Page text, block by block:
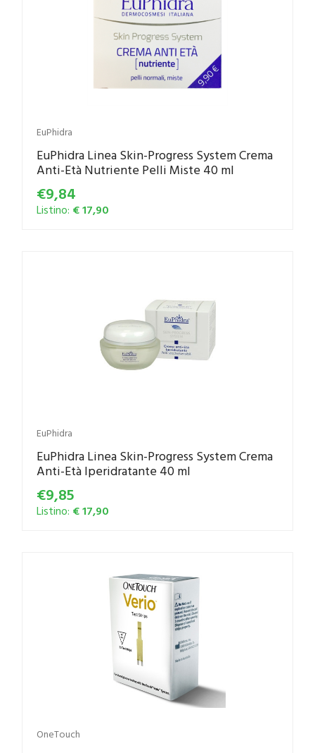
EuPhidra
EuPhidra Linea Skin-Progress System Crema
Anti-Età Nutriente Pelli Miste 40 ml
€9,84
Listino: € 17,90
EuPhidra
EuPhidra Linea Skin-Progress System Crema
Anti-Età Iperidratante 40 ml
€9,85
Listino: € 17,90
OneTouch